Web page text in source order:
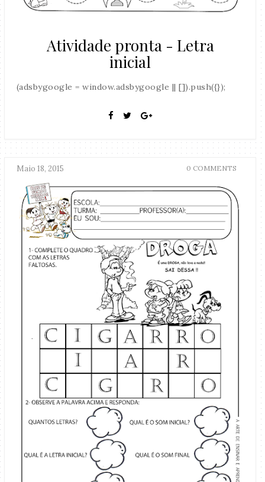
Atividade pronta - Letra
inicial
(adsbygoogle = window.adsbygoogle || []).push({});
Maio 18, 2015 0 COMMENTS